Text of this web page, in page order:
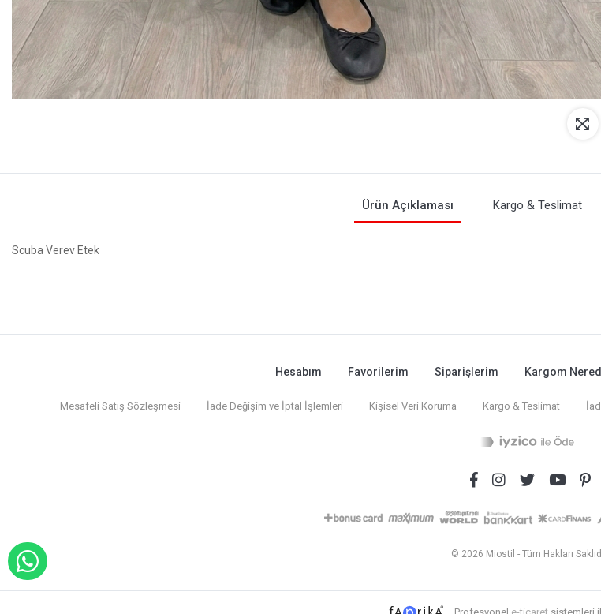
Ürün Açıklaması Kargo & Teslimat
Scuba Verev Etek
Hesabım Favorilerim Siparişlerim Kargom
Mesafeli Satış Sözleşmesi İade Değişim ve İptal İşlemleri Kişisel Veri Koruma Kargo & Teslimat
© 2026 Miostil - Tüm Hakları